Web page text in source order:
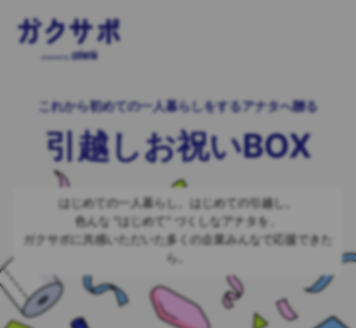
これから初めての一人暮らしをするアナタへ贈る
引越しお祝いBOX
はじめての一人暮らし。はじめての引越し。
色んな "はじめて" づくしなアナタを、
ガクサポに共感いただいた多くの企業みんなで応援できた
ら。